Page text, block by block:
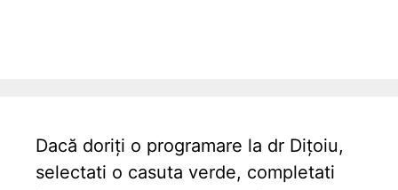
Dacă doriți o programare la dr Dițoiu,
selectati o casuta verde, completati